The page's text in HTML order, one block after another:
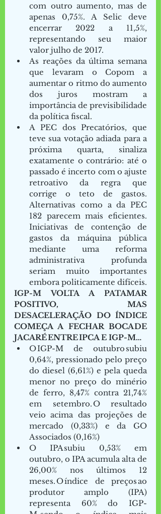
com outro aumento, mas de
apenas 0,75%. A Selic deve
encerrar 2022 a 11,5%,
representando seu maior
valor julho de 2017.
As reações da última semana
que levaram o Copom a
aumentar o ritmo do aumento
dos juros mostram a
importância de previsibilidade
da política fiscal.
A PEC dos Precatórios, que
teve sua votação adiada para a
próxima quarta, sinaliza
exatamente o contrário: até o
passado é incerto com o ajuste
retroativo da regra que
corrige o teto de gastos.
Alternativas como a da PEC
182 parecem mais eficientes.
Iniciativas de contenção de
gastos da máquina pública
mediante uma reforma
administrativa profunda
seriam muito importantes
IGP-M VOLTA A PATAMAR
POSITIVO, MAS
DESACELERAÇÃO DO ÍNDICE
COMEÇA A FECHAR BOCA DE
JACARÉ ENTRE IPCA E IGP-M…
O IGP-M de outubro subiu
0,64%, pressionado pelo preço
do diesel (6,61%) e pela queda
menor no preço do minério
de ferro, 8,47% contra 21,74%
em setembro. O resultado
veio acima das projeções de
mercado (0,33%) e da GO
Associados (0,16%)
O IPA subiu 0,53% em
outubro, o IPA acumula alta de
26,00% nos últimos 12
meses. O índice de preços ao
produtor amplo (IPA)
representa 60% do IGP-